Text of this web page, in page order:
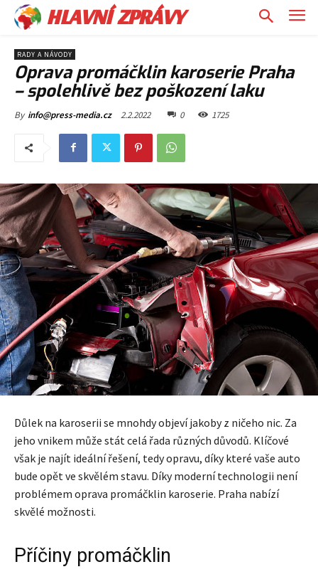
HLAVNÍ ZPRÁVY
RADY A NÁVODY
Oprava promáčklin karoserie Praha
– spolehlivě bez poškození laku
By info@press-media.cz 2.2.2022 0 1725
Důlek na karoserii se mnohdy objeví jakoby z ničeho nic. Za
jeho vnikem může stát celá řada různých důvodů. Klíčové
však je najít ideální řešení, tedy opravu, díky které vaše auto
bude opět ve skvělém stavu. Díky moderní technologii není
problémem oprava promáčklin karoserie. Praha nabízí
skvělé možnosti.
Příčiny promáčklin